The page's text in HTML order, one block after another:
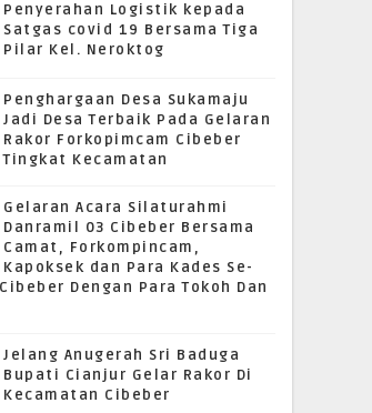
Penyerahan Logistik kepada
Satgas covid 19 Bersama Tiga
Pilar Kel. Neroktog
Penghargaan Desa Sukamaju
Jadi Desa Terbaik Pada Gelaran
Rakor Forkopimcam Cibeber
Tingkat Kecamatan
Gelaran Acara Silaturahmi
Danramil 03 Cibeber Bersama
Camat, Forkompincam,
Kapoksek dan Para Kades Se-
Dengan Para Tokoh Dan
Jelang Anugerah Sri Baduga
Bupati Cianjur Gelar Rakor Di
Kecamatan Cibeber